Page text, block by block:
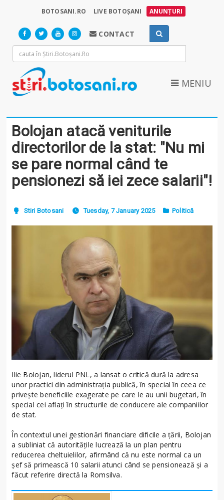
BOTOSANI.RO LIVE BOTOȘANI ANUNȚURI
CONTACT
MENIU
Bolojan atacă veniturile
directorilor de la stat: "Nu mi
se pare normal când te
pensionezi să iei zece salarii"!
Stiri Botosani Tuesday, 7 January 2025 Politică
Ilie Bolojan, liderul PNL, a lansat o critică dură la adresa
unor practici din administrația publică, în special în ceea ce
privește beneficiile exagerate pe care le au unii bugetari, în
special cei aflați în structurile de conducere ale companiilor
de stat.
În contextul unei gestionări financiare dificile a țării, Bolojan
a subliniat că autoritățile lucrează la un plan pentru
reducerea cheltuielilor, afirmând că nu este normal ca un
șef să primească 10 salarii atunci când se pensionează și a
făcut referire directă la Romsilva.